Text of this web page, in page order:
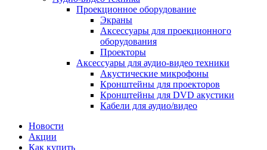
Проекционное оборудование
Экраны
Аксессуары для проекционного
оборудования
Проекторы
Аксессуары для аудио-видео техники
Акустические микрофоны
Кронштейны для проекторов
Кронштейны для DVD акустики
Кабели для аудио/видео
Новости
Акции
Как купить